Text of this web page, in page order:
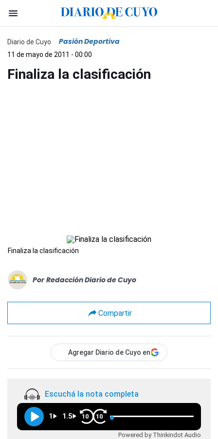
Diario de Cuyo Pasión Deportiva
11 de mayo de 2011 - 00:00
Finaliza la clasificación
Finaliza la clasificación
Por Redacción Diario de Cuyo
Compartir
Agregar Diario de Cuyo en
Escuchá la nota completa
1 1.5 10 10
Powered by Thinkindot Audio